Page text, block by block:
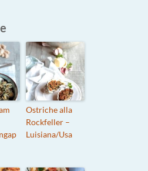
Ostriche alla
Rockfeller –
Luisiana/Usa